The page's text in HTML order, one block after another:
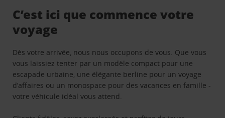
C’est ici que commence votre
voyage
Dès votre arrivée, nous nous occupons de vous. Que vous
vous laissiez tenter par un modèle compact pour une
escapade urbaine, une élégante berline pour un voyage
d’affaires ou un monospace pour des vacances en famille -
votre véhicule idéal vous attend.